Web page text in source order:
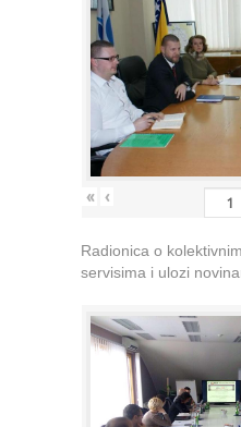
« ‹
Radionica o
servisima i ulozi